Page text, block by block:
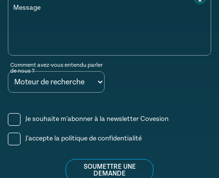
Message
Comment avez-vous entendu parler
de nous ?
Je souhaite m'abonner à la newsletter Covesion
J'accepte la politique de confidentialité
SOUMETTRE UNE
DEMANDE